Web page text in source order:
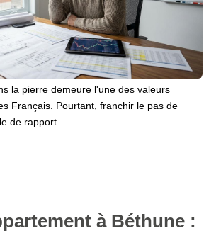
la pierre demeure l'une des valeurs
Français. Pourtant, franchir le pas de
de rapport...
à Béthune :